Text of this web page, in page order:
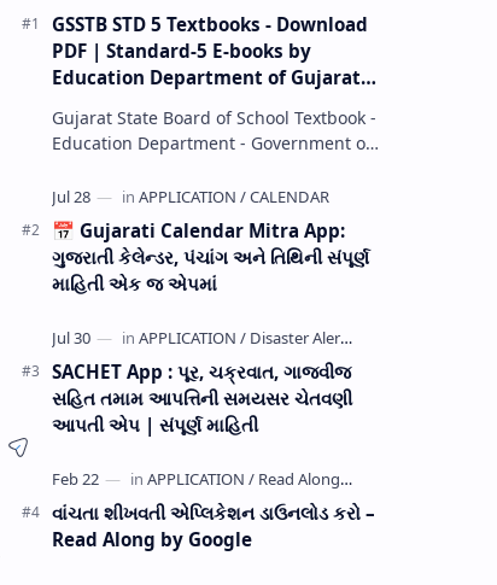
GSSTB STD 5 Textbooks - Download
PDF | Standard-5 E-books by
Education Department of Gujarat
Gujarat State Board of School Textbook -
Education Department - Government of
STD 1,2,3,4,5,6,7,8,9,10,11,12 E…
📅 Gujarati Calendar Mitra App:
ગુજરાતી કેલેન્ડર, પંચાંગ અને તિથિની સંપૂર્ણ
માહિતી એક જ એપમાં
SACHET App : પૂર, ચક્રવાત, ગાજવીજ
સહિત તમામ આપત્તિની સમયસર ચેતવણી
આપતી એપ | સંપૂર્ણ માહિતી
વાંચતા શીખવતી એપ્લિકેશન ડાઉનલોડ કરો –
Read Along by Google